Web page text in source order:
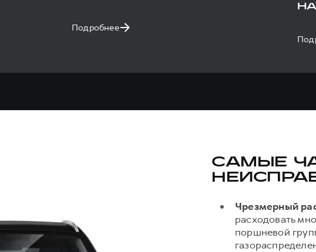
Подробнее
САМЫЕ
Чрезмерный
расходовать
поршневой